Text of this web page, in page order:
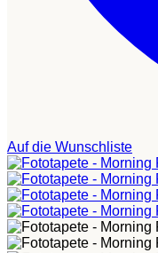
Auf die Wunschliste